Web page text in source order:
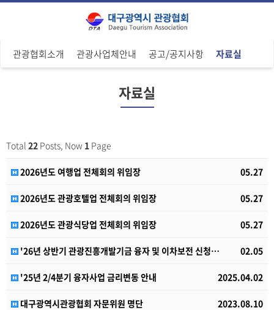
관광협회소개 관광사업체안내 공고/공지사항 자료실
자료실
Total 22 Posts, Now 1 Page
05.27
2026년도 여행업 전체회의 위임장
05.27
2026년도 관광호텔업 전체회의 위임장
05.27
2026년도 관광식당업 전체회의 위임장
02.05
'26년 상반기 관광진흥개발기금 융자 및 이차보전 신청…
2025.04.02
'25년 2/4분기 융자사업 금리변동 안내
2023.08.10
대구광역시관광협회 자문위원 명단